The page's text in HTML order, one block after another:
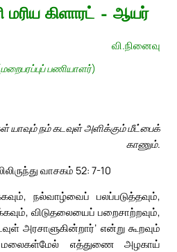
மரிய கிளாரட் – ஆயர்
வி.நினைவு
பணியாளர்)
நம் கடவுள் அளிக்கும் மீட்பைக்
காணும்.
வாசகம் 52: 7-10
நல்வாழ்வைப் பலப்படுத்தவும்,
விடுதலையைப் பறைசாற்றவும்,
அரசாளுகின்றார்’ என்று கூறவும்
எத்துணை அழகாய்